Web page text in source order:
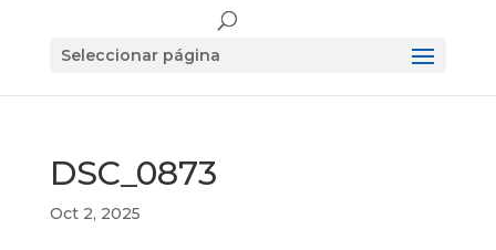
Seleccionar página
DSC_0873
Oct 2, 2025